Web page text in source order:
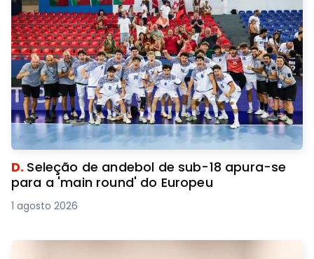
D. Seleção de andebol de sub-18 apura-se
para a 'main round' do Europeu
1 agosto 2026